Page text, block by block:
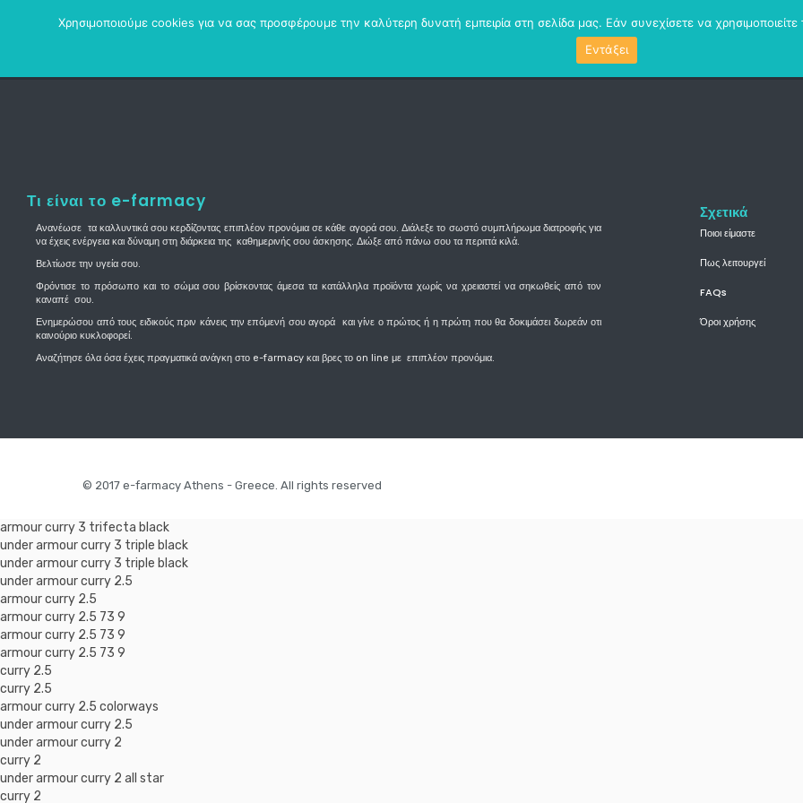
Magazine FAQs
Τι είναι το e-farmacy
Ανανέωσε τα καλλυντικά σου κερδίζοντας επιπλέον προνόμια σε κάθε αγορά σου. Διάλεξε το σωστό συμπλήρωμα διατροφής για
να έχεις ενέργεια και δύναμη στη διάρκεια της καθημερινής σου άσκησης. Διώξε από πάνω σου τα περιττά κιλά.
Βελτίωσε την υγεία σου.
Φρόντισε το πρόσωπο και το σώμα σου βρίσκοντας άμεσα τα κατάλληλα προϊόντα χωρίς να χρειαστεί να σηκωθείς από τον
καναπέ σου.
Ενημερώσου από τους ειδικούς πριν κάνεις την επόμενή σου αγορά και γίνε ο πρώτος ή η πρώτη που θα δοκιμάσει δωρεάν οτι
καινούριο κυκλοφορεί.
Αναζήτησε όλα όσα έχεις πραγματικά ανάγκη στο e-farmacy και βρες το on line με επιπλέον προνόμια.
Σχετικά
Ποιοι είμαστε
Πως λειτουργεί
FAQs
Όροι χρήσης
© 2017 e-farmacy Athens - Greece. All rights reserved
armour curry 3 trifecta black
under armour curry 3 triple black
under armour curry 3 triple black
under armour curry 2.5
armour curry 2.5
armour curry 2.5 73 9
armour curry 2.5 73 9
armour curry 2.5 73 9
curry 2.5
curry 2.5
armour curry 2.5 colorways
under armour curry 2.5
under armour curry 2
curry 2
under armour curry 2 all star
curry 2
Χρησιμοποιούμε cookies για να σας προσφέρουμε την καλύτερη δυνατή εμπειρία στη σελίδα μας. Εάν συνεχίσετε να
Εντάξει